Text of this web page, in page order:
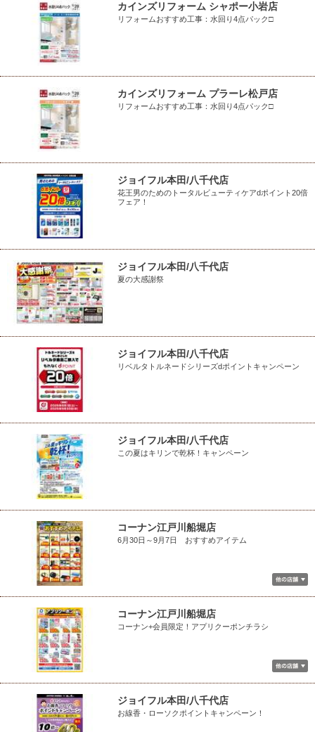
カインズリフォーム シャポー小岩店
リフォームおすすめ工事：水回り4点パック□
カインズリフォーム プラーレ松戸店
リフォームおすすめ工事：水回り4点パック□
ジョイフル本田/八千代店
花王男のためのトータルビューティケアdポイント20倍
フェア！
ジョイフル本田/八千代店
夏の大感謝祭
ジョイフル本田/八千代店
リベルタトルネードシリーズdポイントキャンペーン
ジョイフル本田/八千代店
この夏はキリンで乾杯！キャンペーン
コーナン江戸川船堀店
6月30日～9月7日 おすすめアイテム
コーナン江戸川船堀店
コーナン+会員限定！アプリクーポンチラシ
ジョイフル本田/八千代店
お線香・ローソクポイントキャンペーン！